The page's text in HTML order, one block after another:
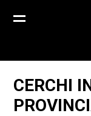
CERCHI